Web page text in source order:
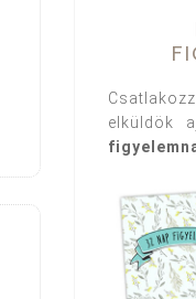
elküldök